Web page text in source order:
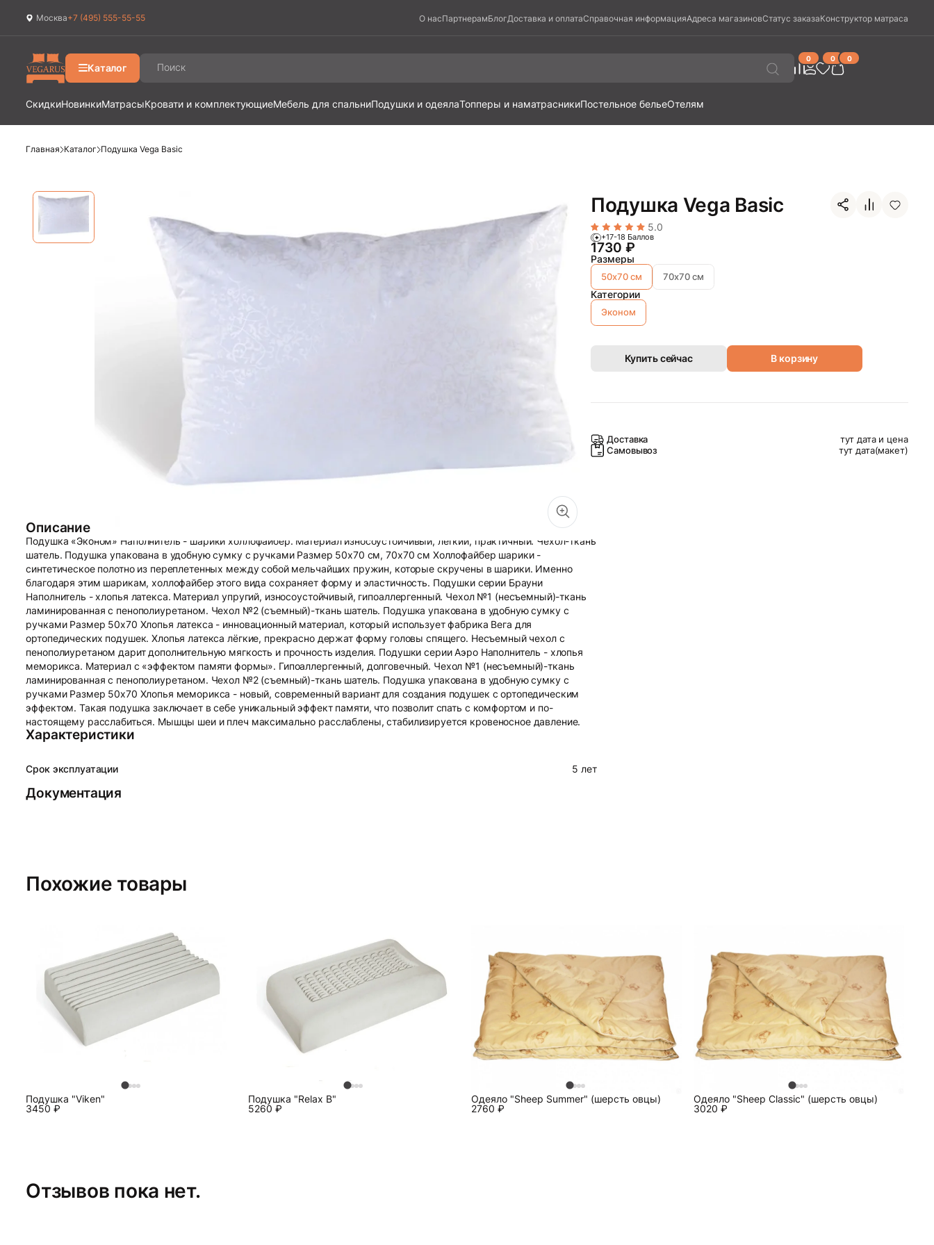
Москва+7 (495) 555-55-55 О насПартнерамБлогДоставка и оплатаСправочная информацияАдреса магазиновСтатус заказаКонструктор матраса
Каталог
0 0 0
СкидкиНовинкиМатрасыКровати и комплектующиеМебель для спальниПодушки и одеялаТопперы и наматрасникиПостельное бельеОтелям
Ваш городМосква?
Да
Главная Каталог Подушка Vega Basic
Подушка Vega Basic
5.0
+17-18 Баллов
1730 ₽
Размеры
50х70 см 70х70 см
Категории
Эконом
Купить сейчас В корзину
Доставка
тут дата и цена
Самовывоз
тут дата(макет)
Описание
Подушка «Эконом» Наполнитель - шарики холлофайбер. Материал износоустойчивый, легкий, практичный. Чехол-ткань
шатель. Подушка упакована в удобную сумку с ручками Размер 50х70 см, 70х70 см Холлофайбер шарики -
синтетическое полотно из переплетенных между собой мельчайших пружин, которые скручены в шарики. Именно
благодаря этим шарикам, холлофайбер этого вида сохраняет форму и эластичность. Подушки серии Брауни
Наполнитель - хлопья латекса. Материал упругий, износоустойчивый, гипоаллергенный. Чехол №1 (несъемный)-ткань
ламинированная с пенополиуретаном. Чехол №2 (съемный)-ткань шатель. Подушка упакована в удобную сумку с
ручками Размер 50х70 Хлопья латекса - инновационный материал, который использует фабрика Вега для
ортопедических подушек. Хлопья латекса лёгкие, прекрасно держат форму головы спящего. Несъемный чехол с
пенополиуретаном дарит дополнительную мягкость и прочность изделия. Подушки серии Аэро Наполнитель - хлопья
меморикса. Материал с «эффектом памяти формы». Гипоаллергенный, долговечный. Чехол №1 (несъемный)-ткань
ламинированная с пенополиуретаном. Чехол №2 (съемный)-ткань шатель. Подушка упакована в удобную сумку с
ручками Размер 50х70 Хлопья меморикса - новый, современный вариант для создания подушек с ортопедическим
эффектом. Такая подушка заключает в себе уникальный эффект памяти, что позволит спать с комфортом и по-
настоящему расслабиться. Мышцы шеи и плеч максимально расслаблены, стабилизируется кровеносное давление.
Характеристики
Срок эксплуатации 5 лет
Документация
Похожие товары
Подушка "Viken"
3450₽
Подушка "Relax B"
5260₽
Одеяло "Sheep Summer" (шерсть овцы)
2760 ₽
Одеяло "Sheep Classic" (шерсть овцы)
3020 ₽
Отзывов пока нет.